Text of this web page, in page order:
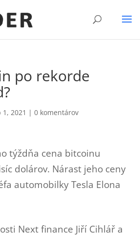
po rekorde
1, 2021 |0 komentárov
týždňa cena bitcoinu
dolárov. Nárast jeho ceny
automobilky Tesla Elona
Next finance Jiří Cihlář a